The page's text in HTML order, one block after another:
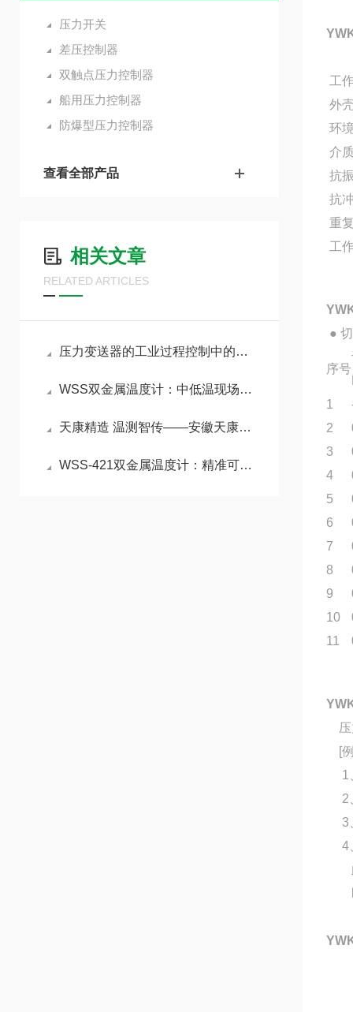
压力开关
差压控制器
双触点压力控制器
船用压力控制器
防爆型压力控制器
查看全部产品
相关文章
RELATED ARTICLES
压力变送器的工业过程控制中的精准感知与智能传输核心
WSS双金属温度计：中低温现场直读的通用工控仪表
天康精造 温测智传——安徽天康远传双金属温度计赋能工业精准测控
WSS-421双金属温度计：精准可靠的中低温现场检测利器
工
外
环
介
抗
抗
重
工
●
序号
1
2
3
4
5
6
7
8
9
10
11
压
[例
1
2
3
4
此